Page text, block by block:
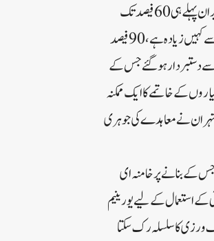
ایران کے پاس نیوکلیئر بم بنانے کے تکنیکی ذرائع ہیں لیکن ایران کی جانب سے اسے بنانے کا کوئی فیصلہ نہیں کیا گیا۔ایران پہلے ہی 60 فیصد تک
افزودگی کر رہا ہے جو تہران کے عالمی طاقتوں کے ساتھ 2015 کے جوہری معاہدے کے تحت 3.67 فیصد کی حد سے کہیں زیادہ ہے، 90 فیصد
جوہری معاہدے سے دستبردار ہو گئے جس کے
کے خاتمے کا ایک ممکنہ
تہران نے معاہدے کی جوہری
جس کے بنانے پر خامنہ ای
کے استعمال کے لیے یورینیم
ورزی کا سلسلہ رک سکتا